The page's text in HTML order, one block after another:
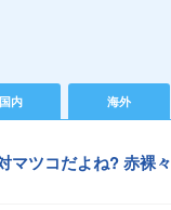
国内 海外
マツコだよね? 赤裸々